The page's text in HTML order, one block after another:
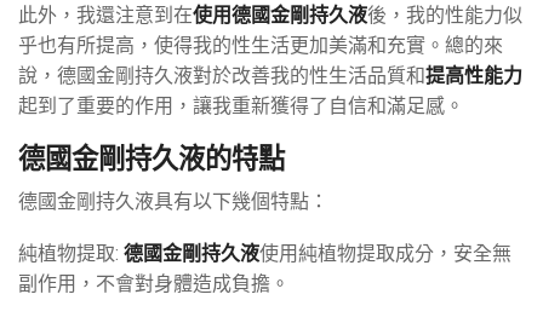
此外，我還注意到在使用德國金剛持久液後，我的性能力似
乎也有所提高，使得我的性生活更加美滿和充實。總的來
說，德國金剛持久液對於改善我的性生活品質和提高性能力
起到了重要的作用，讓我重新獲得了自信和滿足感。
德國金剛持久液的特點
德國金剛持久液具有以下幾個特點：
純植物提取: 德國金剛持久液使用純植物提取成分，安全無
副作用，不會對身體造成負擔。